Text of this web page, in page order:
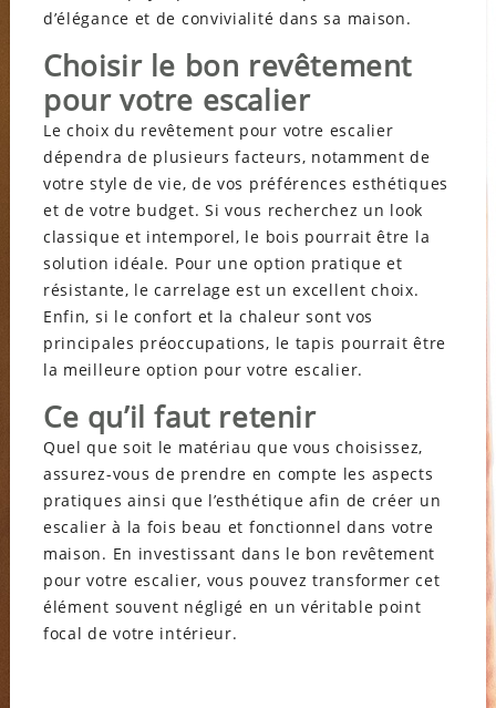
d’élégance et de convivialité dans sa maison.
Choisir le bon revêtement
pour votre escalier
Le choix du revêtement pour votre escalier
dépendra de plusieurs facteurs, notamment de
votre style de vie, de vos préférences esthétiques
et de votre budget. Si vous recherchez un look
classique et intemporel, le bois pourrait être la
solution idéale. Pour une option pratique et
résistante, le carrelage est un excellent choix.
Enfin, si le confort et la chaleur sont vos
principales préoccupations, le tapis pourrait être
la meilleure option pour votre escalier.
Ce qu’il faut retenir
Quel que soit le matériau que vous choisissez,
assurez-vous de prendre en compte les aspects
pratiques ainsi que l’esthétique afin de créer un
escalier à la fois beau et fonctionnel dans votre
maison. En investissant dans le bon revêtement
pour votre escalier, vous pouvez transformer cet
élément souvent négligé en un véritable point
focal de votre intérieur.